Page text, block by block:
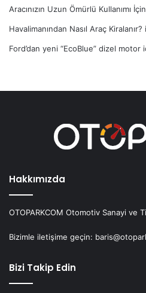
Aracınızın Uzun Ömürlü Kullanımı
Havalimanından Nasıl Araç Kiralanır?
Ford’dan yeni “EcoBlue” dizel motor
Hakkımızda
OTOPARKCOM Otomotiv Sanayi ve
Bizimle iletişime geçin:
Bizi Takip Edin